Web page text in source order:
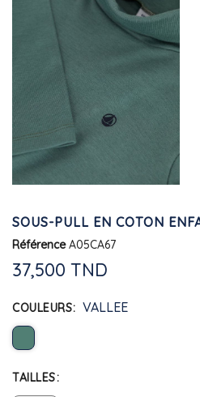
SOUS-PULL EN COTON
Référence A05CA67
37,500 TND
COULEURS VALLEE
TAILLES